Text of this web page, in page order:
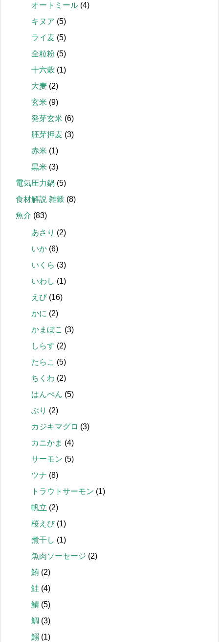
オートミール (4)
キヌア (5)
ライ麦 (5)
全粒粉 (5)
十六穀 (1)
大麦 (2)
玄米 (9)
発芽玄米 (6)
胚芽押麦 (3)
赤米 (1)
黒米 (3)
電気圧力鍋 (5)
食材解説 雑穀 (8)
魚介 (83)
あさり (2)
いか (6)
いくら (3)
いわし (1)
えび(16)
かに (2)
かまぼこ (3)
しらす (2)
たらこ (5)
ちくわ (2)
はんぺん (5)
ぶり (2)
カジキマグロ (3)
カニかま (4)
サーモン (5)
ツナ (8)
トラウトサーモン (1)
帆立 (2)
桜えび(1)
煮干し (1)
魚肉ソーセージ (2)
鮪 (2)
鮭 (4)
鯖 (5)
鯛 (3)
鰯 (1)